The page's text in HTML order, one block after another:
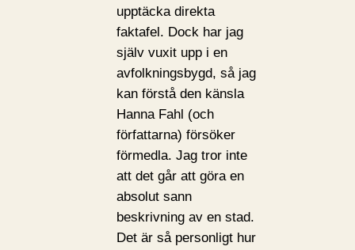
upptäcka direkta
faktafel. Dock har jag
själv vuxit upp i en
avfolkningsbygd, så jag
kan förstå den känsla
Hanna Fahl (och
författarna) försöker
förmedla. Jag tror inte
att det går att göra en
absolut sann
beskrivning av en stad.
Det är så personligt hur